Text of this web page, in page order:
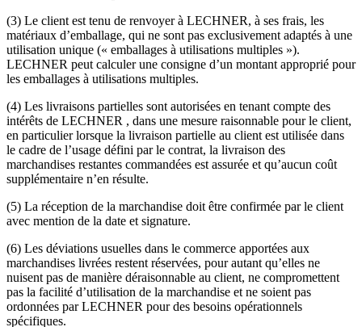
(3) Le client est tenu de renvoyer à LECHNER, à ses frais, les
matériaux d’emballage, qui ne sont pas exclusivement adaptés à une
utilisation unique (« emballages à utilisations multiples »).
LECHNER peut calculer une consigne d’un montant approprié pour
les emballages à utilisations multiples.
(4) Les livraisons partielles sont autorisées en tenant compte des
intérêts de LECHNER , dans une mesure raisonnable pour le client,
en particulier lorsque la livraison partielle au client est utilisée dans
le cadre de l’usage défini par le contrat, la livraison des
marchandises restantes commandées est assurée et qu’aucun coût
supplémentaire n’en résulte.
(5) La réception de la marchandise doit être confirmée par le client
avec mention de la date et signature.
(6) Les déviations usuelles dans le commerce apportées aux
marchandises livrées restent réservées, pour autant qu’elles ne
nuisent pas de manière déraisonnable au client, ne compromettent
pas la facilité d’utilisation de la marchandise et ne soient pas
ordonnées par LECHNER pour des besoins opérationnels
spécifiques.